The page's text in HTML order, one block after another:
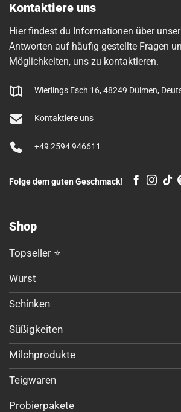
Kontaktiere uns
Hier findest du Informationen über
Antworten auf häufig gestellte Fragen
Möglichkeiten, uns zu kontaktieren.
Wierlings Esch 16, 48249 Dülmen,
Kontaktiere uns
+49 2594 946611
Folge dem guten Geschmack!
Shop
Topseller ⭐
Wurst
Schinken
Süßigkeiten
Milchprodukte
Teigwaren
Probierpakete